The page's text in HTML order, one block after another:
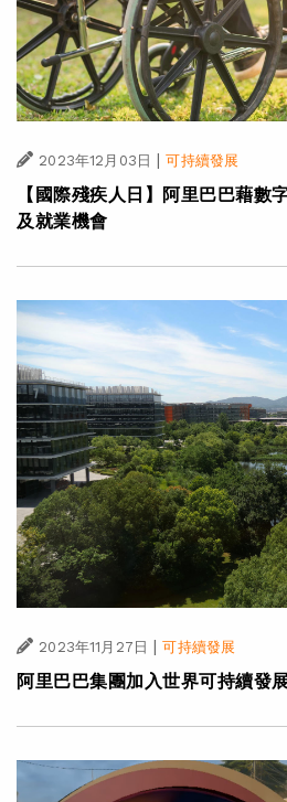
2023年12月03日 | 可持續發展
【國際殘疾人日】阿里巴巴藉數
及就業機會
2023年11月27日 | 可持續發展
阿里巴巴集團加入世界可持續發